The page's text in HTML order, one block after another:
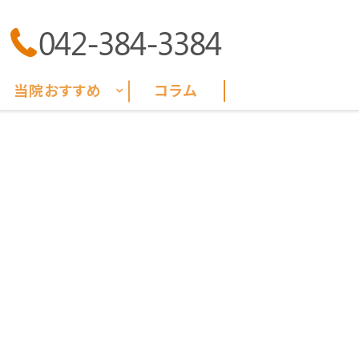
042-384-3384
当院おすすめ コラム